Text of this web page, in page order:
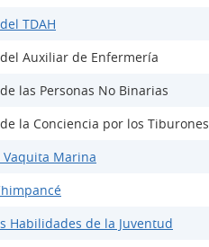
TDAH
Auxiliar de Enfermería
las Personas No Binarias
la Conciencia por los Tiburones
Marina
Habilidades de la Juventud